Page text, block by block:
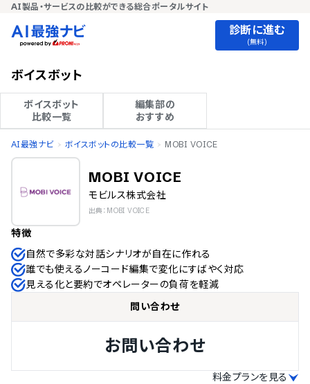
AI製品・サービスの比較ができる総合ポータルサイト
診断に進む
(無料)
ボイスボット
ボイスボット
比較一覧
編集部の
おすすめ
AI最強ナビ ボイスボットの比較一覧 MOBI VOICE
MOBI VOICE
モビルス株式会社
出典：MOBI VOICE
特徴
自然で多彩な対話シナリオが自在に作れる
誰でも使えるノーコード編集で変化にすばやく対応
見える化と要約でオペレーターの負荷を軽減
問い合わせ
お問い合わせ
料金プランを見る